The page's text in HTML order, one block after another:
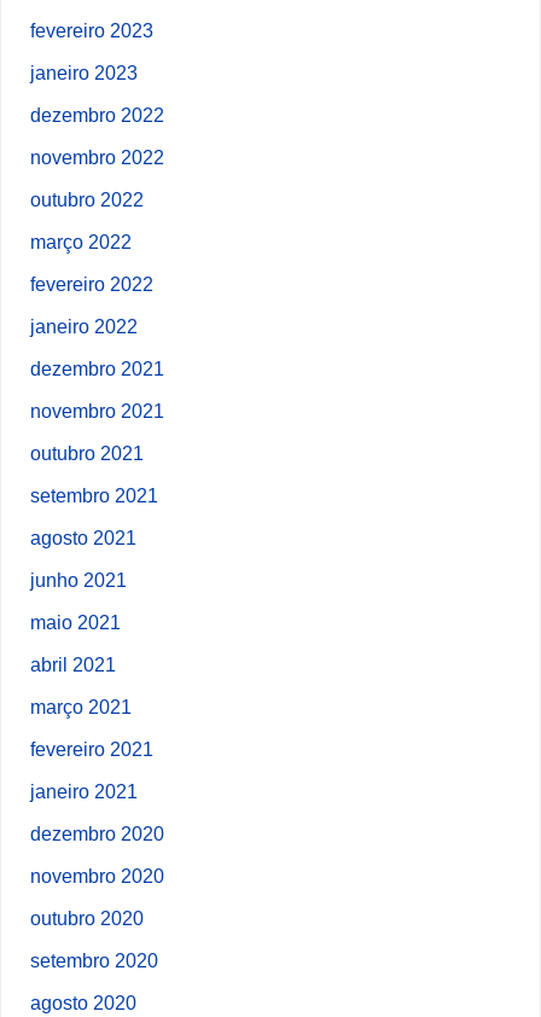
fevereiro 2023
janeiro 2023
dezembro 2022
novembro 2022
outubro 2022
março 2022
fevereiro 2022
janeiro 2022
dezembro 2021
novembro 2021
outubro 2021
setembro 2021
agosto 2021
junho 2021
maio 2021
abril 2021
março 2021
fevereiro 2021
janeiro 2021
dezembro 2020
novembro 2020
outubro 2020
setembro 2020
agosto 2020